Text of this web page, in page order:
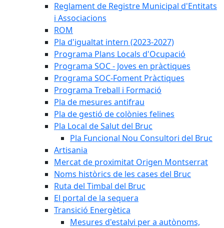
Reglament de Registre Municipal d'Entitats
i Associacions
ROM
Pla d'igualtat intern (2023-2027)
Programa Plans Locals d'Ocupació
Programa SOC - Joves en pràctiques
Programa SOC-Foment Pràctiques
Programa Treball i Formació
Pla de mesures antifrau
Pla de gestió de colònies felines
Pla Local de Salut del Bruc
Pla Funcional Nou Consultori del Bruc
Artisania
Mercat de proximitat Origen Montserrat
Noms històrics de les cases del Bruc
Ruta del Timbal del Bruc
El portal de la sequera
Transició Energètica
Mesures d'estalvi per a autònoms,